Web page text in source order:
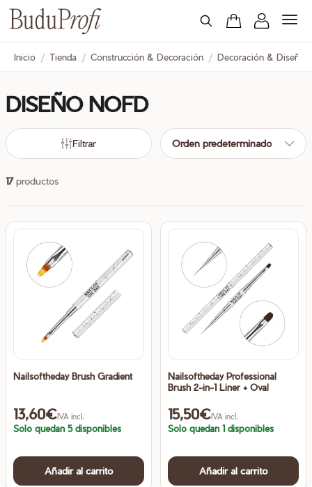
Inicio / Tienda / Construcción & Decoración / Decoración & Diseño
DISEÑO NOFD
17 productos
Filtrar Orden predeterminado
Nailsoftheday Brush Gradient
13,60€IVA incl.
Solo quedan 5 disponibles
Añadir al carrito
Nailsoftheday Professional
Brush 2-in-1 Liner + Oval
15,50€IVA incl.
Solo quedan 1 disponibles
Añadir al carrito